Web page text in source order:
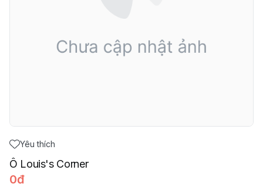
Yêu thích
Ô Louis's Corner
0đ